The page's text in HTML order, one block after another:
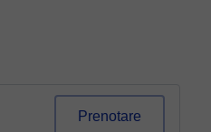
Prenotare